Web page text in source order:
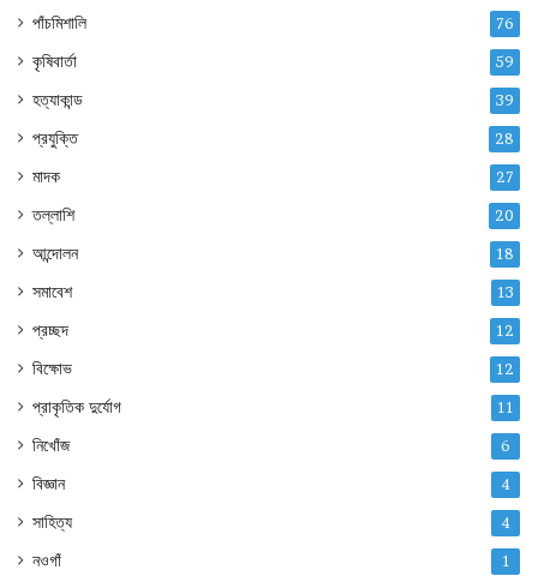
পাঁচমিশালি 76
কৃষিবার্তা 59
হত্যাকান্ড 39
প্রযুক্তি 28
মাদক 27
তল্লাশি 20
আন্দোলন 18
সমাবেশ 13
প্রচ্ছদ 12
বিক্ষোভ 12
প্রাকৃতিক দুর্যোগ 11
নিখোঁজ 6
বিজ্ঞান 4
সাহিত্য 4
নওগাঁ 1